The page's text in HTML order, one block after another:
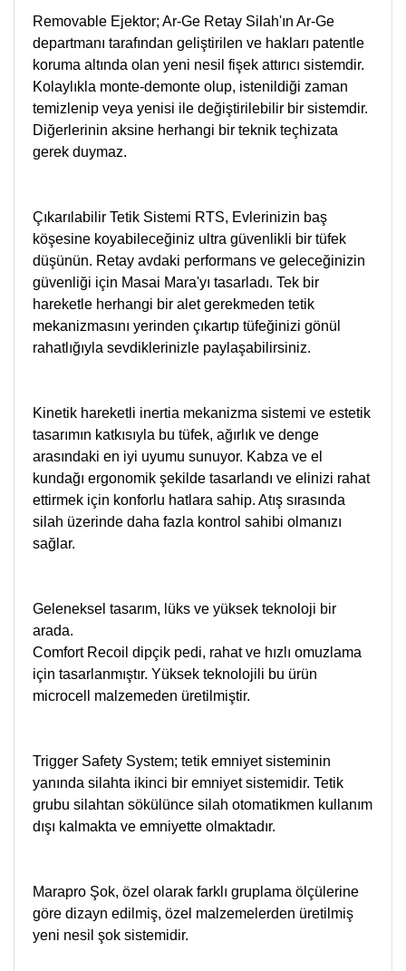
Removable Ejektor; Ar-Ge Retay Silah'ın Ar-Ge
departmanı tarafından geliştirilen ve hakları patentle
koruma altında olan yeni nesil fişek attırıcı sistemdir.
Kolaylıkla monte-demonte olup, istenildiği zaman
temizlenip veya yenisi ile değiştirilebilir bir sistemdir.
Diğerlerinin aksine herhangi bir teknik teçhizata
gerek duymaz.
Çıkarılabilir Tetik Sistemi RTS, Evlerinizin baş
köşesine koyabileceğiniz ultra güvenlikli bir tüfek
düşünün. Retay avdaki performans ve geleceğinizin
güvenliği için Masai Mara'yı tasarladı. Tek bir
hareketle herhangi bir alet gerekmeden tetik
mekanizmasını yerinden çıkartıp tüfeğinizi gönül
rahatlığıyla sevdiklerinizle paylaşabilirsiniz.
Kinetik hareketli inertia mekanizma sistemi ve estetik
tasarımın katkısıyla bu tüfek, ağırlık ve denge
arasındaki en iyi uyumu sunuyor. Kabza ve el
kundağı ergonomik şekilde tasarlandı ve elinizi rahat
ettirmek için konforlu hatlara sahip. Atış sırasında
silah üzerinde daha fazla kontrol sahibi olmanızı
sağlar.
Geleneksel tasarım, lüks ve yüksek teknoloji bir
arada.
Comfort Recoil dipçik pedi, rahat ve hızlı omuzlama
için tasarlanmıştır. Yüksek teknolojili bu ürün
microcell malzemeden üretilmiştir.
Trigger Safety System; tetik emniyet sisteminin
yanında silahta ikinci bir emniyet sistemidir. Tetik
grubu silahtan sökülünce silah otomatikmen kullanım
dışı kalmakta ve emniyette olmaktadır.
Marapro Şok, özel olarak farklı gruplama ölçülerine
göre dizayn edilmiş, özel malzemelerden üretilmiş
yeni nesil şok sistemidir.